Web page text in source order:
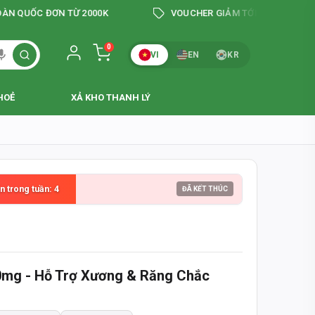
ĐƠN TỪ 2000K VOUCHER GIẢM TỚI 200K
0
VI EN KR
XẢ KHO THANH LÝ
NHẬN HÀNG
- Hỗ Trợ Xương & Răng Chắc